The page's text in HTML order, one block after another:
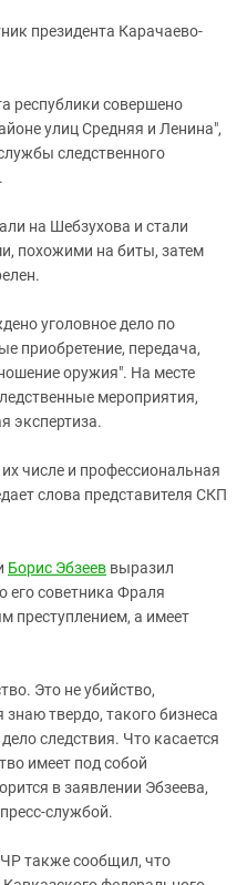
ЗА ПАЛЕСТИНУ
И ПРОТЕСТЫ
президента Карачаево-
республики совершено
улиц Средняя и Ленина",
следственного
на Шебзухова и стали
похожими на биты, затем
уголовное дело по
приобретение, передача,
оружия". На месте
мероприятия,
экспертиза.
числе и профессиональная
слова представителя СКП
Борис Эбзеев выразил
его советника Фраля
преступлением, а имеет
Это не убийство,
знаю твердо, такого бизнеса
следствия. Что касается
имеет под собой
в заявлении Эбзеева,
службой.
также сообщил, что